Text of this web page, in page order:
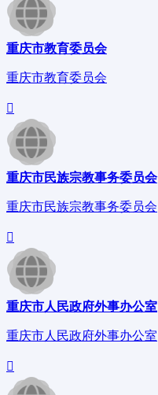
重庆市教育委员会
重庆市教育委员会
重庆市民族宗教事务委员会
重庆市民族宗教事务委员会
重庆市人民政府外事办公室
重庆市人民政府外事办公室